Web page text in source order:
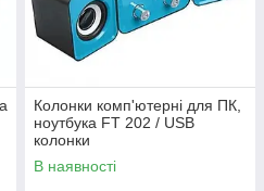
Колонки комп'ютерні для ПК,
ноутбука FT 202 / USB
колонки
В наявності